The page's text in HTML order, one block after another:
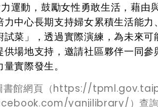
運動，鼓勵女性勇敢生活，藉由
中心長期支持婦女累積生活能力
菜」，透過實際演練，為未來
場地支持，邀請社區夥伴一同
實際發生。
書館網頁（https://
yanjilibrary/）查詢